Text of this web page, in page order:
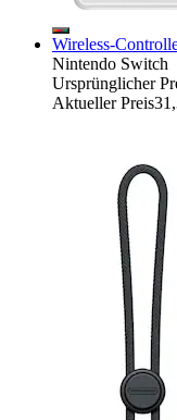
Wireless-
Nintendo Switch
Ursprünglicher
Aktueller Preis